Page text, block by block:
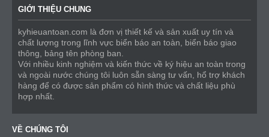
GIỚI THIỆU CHUNG
kyhieuantoan.com là đơn vị thiết kế và sản xuất uy tín và
chất lượng trong lĩnh vực biển báo an toàn, biển báo giao
thông, bảng tên phòng ban.
Với nhiều kinh nghiệm và kiến thức về ký hiệu an toàn trong
và ngoài nước chúng tôi luôn sẵn sàng tư vấn, hổ trợ khách
hàng để có được sản phẩm có hình thức và chất liệu phù
hợp nhất.
VỀ CHÚNG TÔI